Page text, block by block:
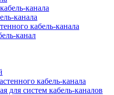
канала
канала
кабель-канала
канал
кабель-канала
для систем кабель-каналов